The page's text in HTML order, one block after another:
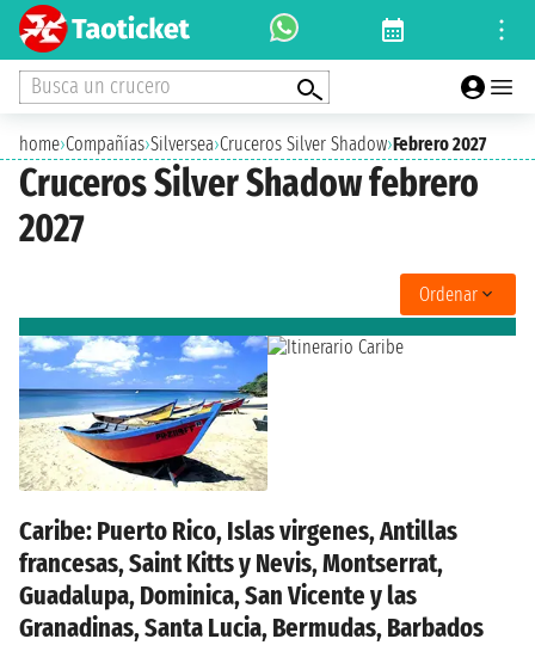
Busca un crucero
home›Compañías›Silversea›Cruceros Silver Shadow›Febrero 2027
Cruceros Silver Shadow febrero
2027
Ordenar
Caribe: Puerto Rico, Islas virgenes, Antillas
francesas, Saint Kitts y Nevis, Montserrat,
Guadalupa, Dominica, San Vicente y las
Granadinas, Santa Lucia, Bermudas, Barbados